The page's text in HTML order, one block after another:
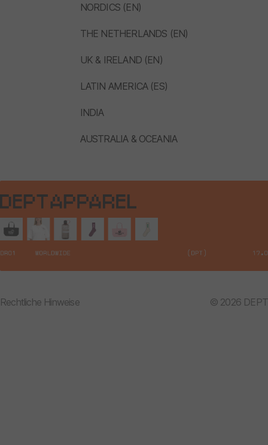
NORDICS (EN)
THE NETHERLANDS (EN)
UK & IRELAND (EN)
LATIN AMERICA (ES)
INDIA
AUSTRALIA & OCEANIA
Rechtliche Hinweise © 2026 DEPT